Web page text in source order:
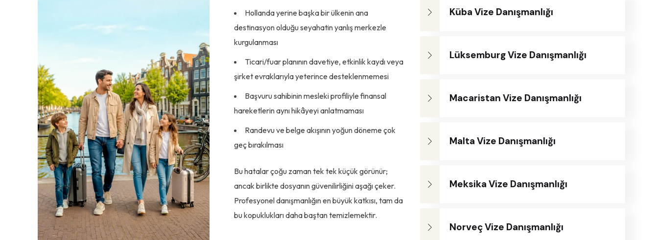
Hollanda yerine başka bir ülkenin ana
destinasyon olduğu seyahatin yanlış merkezle
kurgulanması
Ticari/fuar planının davetiye, etkinlik kaydı veya
şirket evraklarıyla yeterince desteklenmemesi
Başvuru sahibinin mesleki profiliyle finansal
hareketlerin aynı hikâyeyi anlatmaması
Randevu ve belge akışının yoğun döneme çok
geç bırakılması
Bu hatalar çoğu zaman tek tek küçük görünür;
ancak birlikte dosyanın güvenilirliğini aşağı çeker.
Profesyonel danışmanlığın en büyük katkısı, tam da
bu kopuklukları daha baştan temizlemektir.
Küba Vize Danışmanlığı
Lüksemburg Vize Danışmanlığı
Macaristan Vize Danışmanlığı
Malta Vize Danışmanlığı
Meksika Vize Danışmanlığı
Norveç Vize Danışmanlığı